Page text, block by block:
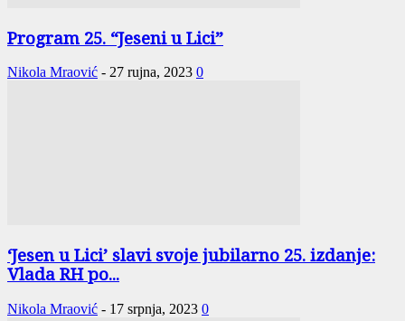
Program 25. “Jeseni u Lici”
Nikola Mraović - 27 rujna, 2023 0
‘Jesen u Lici’ slavi svoje jubilarno 25. izdanje:
Vlada RH po...
Nikola Mraović - 17 srpnja, 2023 0